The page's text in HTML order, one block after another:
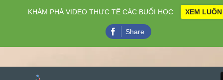
KHÁM PHÁ VIDEO THỰC TẾ CÁC BUỔI HỌC XEM LUÔN
Share